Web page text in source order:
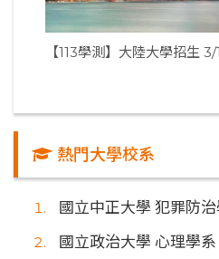
【113學測】大陸大學招生
熱門大學校系
國立中正大學 犯罪防
國立政治大學 心理學系